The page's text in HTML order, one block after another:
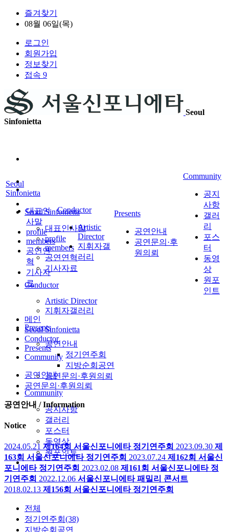
즐겨찾기
08월 06일(목)
로그인
회원가입
정보찾기
접속 9
Seoul
Sinfonietta
Seoul Sinfonietta
대표인사말
profile
members
공연연혁
기사자료
Conductor
Artistic Director
지휘자갤러리
Presents
공연안내
정기연주회
지방순회공연
공연문의·후원의뢰
Community
공지사항
갤러리
포스터
동영상
원포인트
Seoul
Sinfonietta
대표인
사말
profile
members
공연연
혁
기사자
료
Conductor
Artistic
Director
지휘자갤
러리
Presents
공연안내
공연문의·후
원의뢰
Community
공지
사항
갤러
리
포스
터
동영
상
원포
인트
메인
Seoul Sinfonietta
Conductor
Presents
Community
공연안내
공연문의·후원의뢰
공연안내 / Information
Notice
2024.05.21 제164회 서울신포니에타 정기연주회 2023.09.30 제
163회 서울신포니에타 정기연주회 2023.07.24 제162회 서울신
포니에타 정기연주회 2023.02.08 제161회 서울신포니에타 정
기연주회 2022.12.06 서울신포니에타 패밀리 콘서트
2018.02.13 제156회 서울신포니에타 정기연주회
전체
정기연주회(38)
지방순회공연